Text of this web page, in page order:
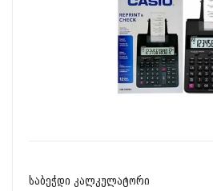
საბეჭდი კალკულატორი